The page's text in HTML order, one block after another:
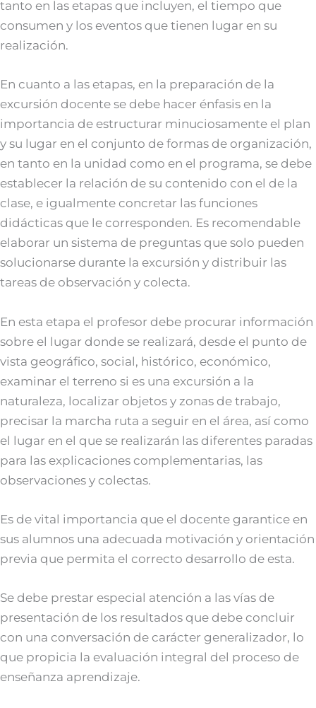
tanto en las etapas que incluyen, el tiempo que
consumen y los eventos que tienen lugar en su
realización.
En cuanto a las etapas, en la preparación de la
excursión docente se debe hacer énfasis en la
importancia de estructurar minuciosamente el plan
y su lugar en el conjunto de formas de organización,
en tanto en la unidad como en el programa, se debe
establecer la relación de su contenido con el de la
clase, e igualmente concretar las funciones
didácticas que le corresponden. Es recomendable
elaborar un sistema de preguntas que solo pueden
solucionarse durante la excursión y distribuir las
tareas de observación y colecta.
En esta etapa el profesor debe procurar información
sobre el lugar donde se realizará, desde el punto de
vista geográfico, social, histórico, económico,
examinar el terreno si es una excursión a la
naturaleza, localizar objetos y zonas de trabajo,
precisar la marcha ruta a seguir en el área, así como
el lugar en el que se realizarán las diferentes paradas
para las explicaciones complementarias, las
observaciones y colectas.
Es de vital importancia que el docente garantice en
sus alumnos una adecuada motivación y orientación
previa que permita el correcto desarrollo de esta.
Se debe prestar especial atención a las vías de
presentación de los resultados que debe concluir
con una conversación de carácter generalizador, lo
que propicia la evaluación integral del proceso de
enseñanza aprendizaje.